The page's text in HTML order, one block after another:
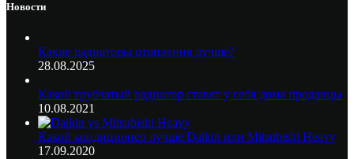
Новости
Какие радиаторы отопления лучше?
28.08.2025
Какой трубчатый радиатор ставят у себя дома продавцы
10.08.2021
Какой кондиционер лучше Daikin или Mitsubishi Heavy
17.09.2020